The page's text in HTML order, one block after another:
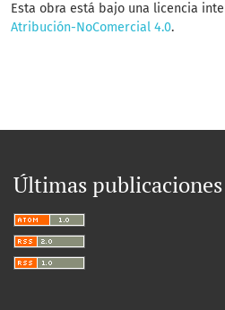
Esta obra está bajo una licencia
Atribución-NoComercial 4.0.
Últimas publicaciones